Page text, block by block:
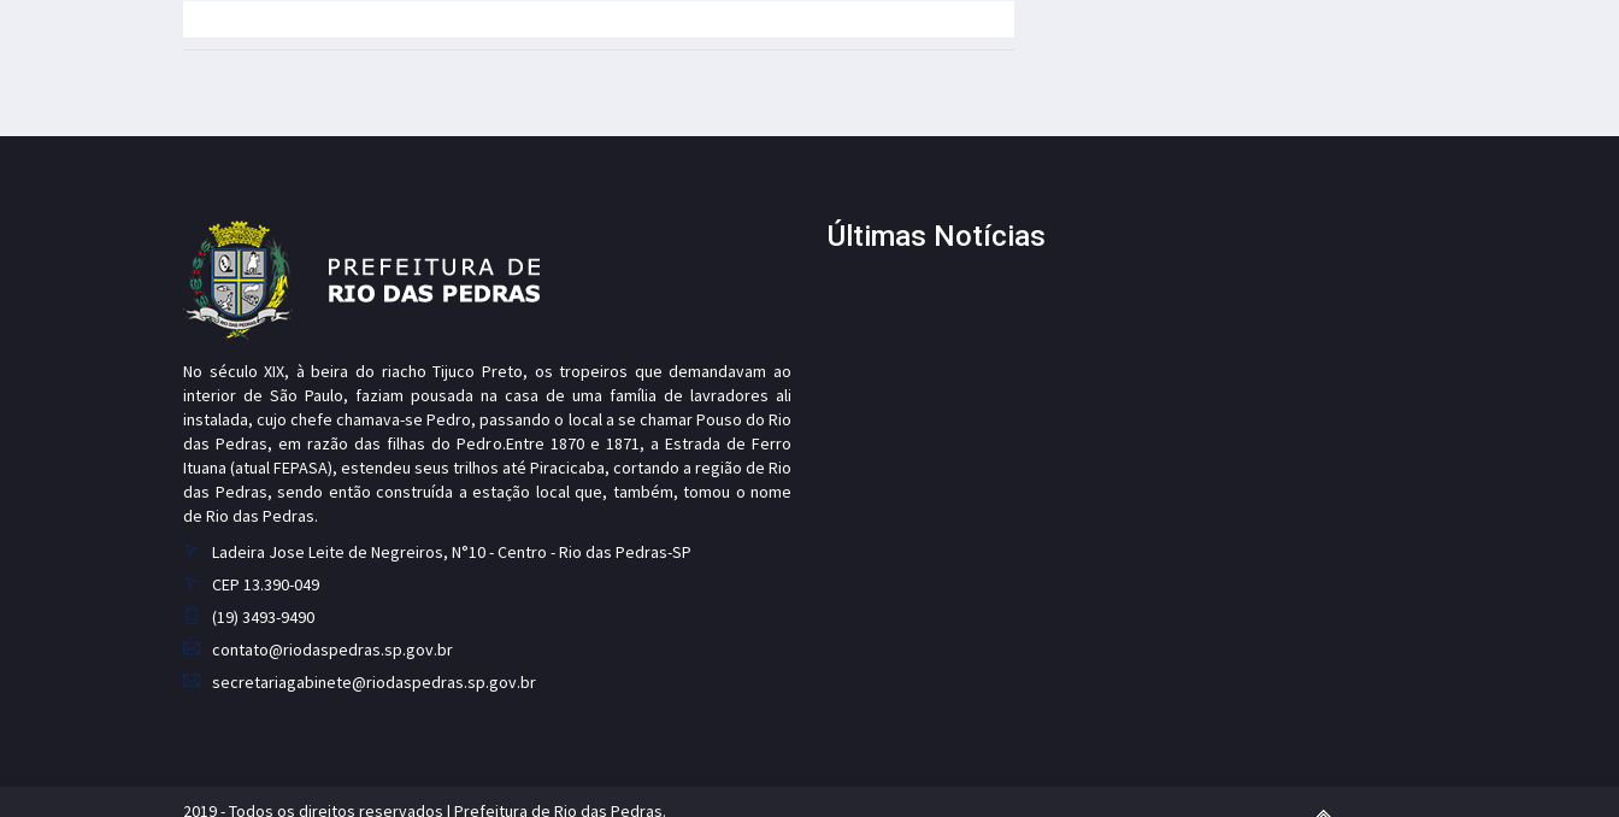
No século XIX, à beira do riacho Tijuco Preto, os tropeiros que demandavam ao
interior de São Paulo, faziam pousada na casa de uma família de lavradores ali
instalada, cujo chefe chamava-se Pedro, passando o local a se chamar Pouso do Rio
das Pedras, em razão das filhas do Pedro.Entre 1870 e 1871, a Estrada de Ferro
Ituana (atual FEPASA), estendeu seus trilhos até Piracicaba, cortando a região de Rio
das Pedras, sendo então construída a estação local que, também, tomou o nome
de Rio das Pedras.
Ladeira Jose Leite de Negreiros, N°10 - Centro - Rio das Pedras-SP
CEP 13.390-049
(19) 3493-9490
contato@riodaspedras.sp.gov.br
secretariagabinete@riodaspedras.sp.gov.br
Últimas Notícias
2019 - Todos os direitos reservados | Prefeitura de Rio das Pedras.